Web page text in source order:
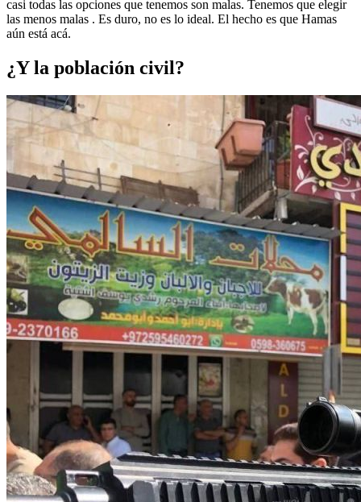
casi todas las opciones que tenemos son malas. Tenemos que elegir
las menos malas . Es duro, no es lo ideal. El hecho es que Hamas
aún está acá.
¿Y la población civil?